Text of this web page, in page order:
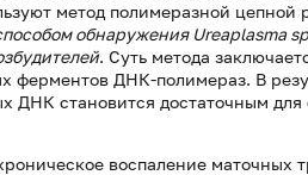
метод полимеразной цепной
обнаружения Ureaplasma
. Суть метода
ДНК-полимераз. В
ДНК становится достаточным
воспаление маточных